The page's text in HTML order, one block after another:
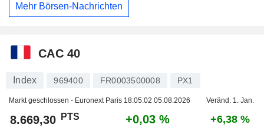
Mehr Börsen-Nachrichten
CAC 40
Index 969400 FR0003500008 PX1
Markt geschlossen - Euronext Paris 18:05:02 05.08.2026 Veränd. 1. Jan.
8.669,30 PTS +0,03 % +6,38 %